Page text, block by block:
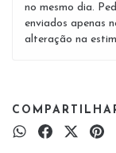
no mesmo dia.
enviados apenas
alteração na